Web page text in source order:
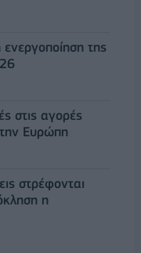
της
στις αγορές
Ευρώπη
στρέφονται
η